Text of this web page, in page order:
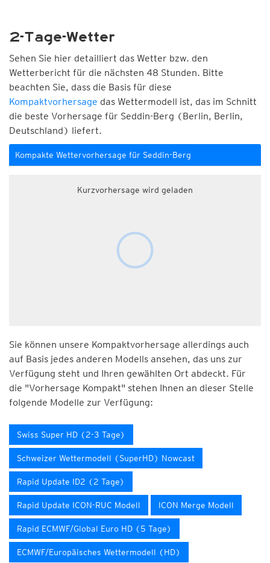
2-Tage-Wetter
Sehen Sie hier detailliert das Wetter bzw. den
Wetterbericht für die nächsten 48 Stunden. Bitte
beachten Sie, dass die Basis für diese
Kompaktvorhersage das Wettermodell ist, das im Schnitt
die beste Vorhersage für Seddin-Berg (Berlin, Berlin,
Deutschland) liefert.
Kompakte Wettervorhersage für Seddin-Berg
Kurzvorhersage wird geladen
Sie können unsere Kompaktvorhersage allerdings auch
auf Basis jedes anderen Modells ansehen, das uns zur
Verfügung steht und Ihren gewählten Ort abdeckt. Für
die "Vorhersage Kompakt" stehen Ihnen an dieser Stelle
folgende Modelle zur Verfügung:
Swiss Super HD (2-3 Tage)
Schweizer Wettermodell (SuperHD) Nowcast
Rapid Update ID2 (2 Tage)
Rapid Update ICON-RUC Modell ICON Merge Modell
Rapid ECMWF/Global Euro HD (5 Tage)
ECMWF/Europäisches Wettermodell (HD)